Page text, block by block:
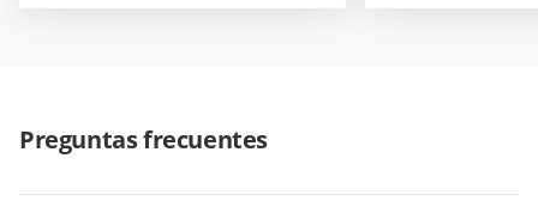
Preguntas frecuentes